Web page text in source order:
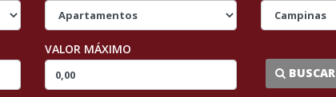
VALOR MÁXIMO
BUSCAR